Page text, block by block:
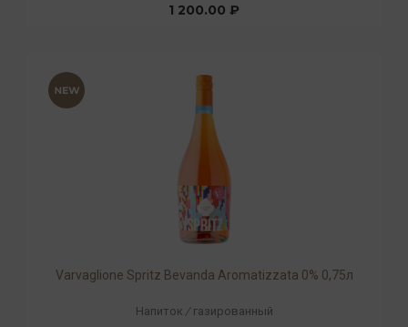
1 200.00 ₽
Varvaglione Spritz Bevanda Aromatizzata 0% 0,75л
Напиток / газированный